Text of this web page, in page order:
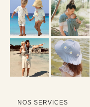
NOS SERVICES